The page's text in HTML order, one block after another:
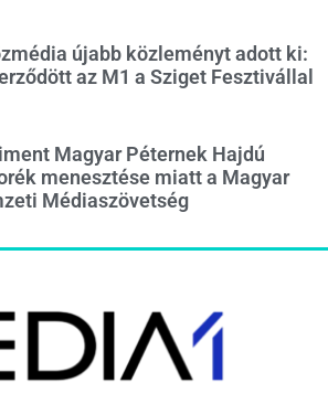
újabb közleményt adott ki:
az M1 a Sziget Fesztivállal
Magyar Péternek Hajdú
menesztése miatt a Magyar
Médiaszövetség